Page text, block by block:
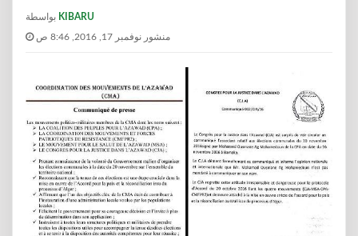
KIBARU
منشور نوفمبر 17, 2016, 8:46 ص